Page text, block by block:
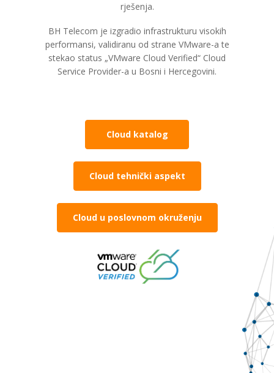
rješenja.
BH Telecom je izgradio infrastrukturu visokih
performansi, validiranu od strane VMware-a te
stekao status „VMware Cloud Verified“ Cloud
Service Provider-a u Bosni i Hercegovini.
Cloud katalog
Cloud tehnički aspekt
Cloud u poslovnom okruženju